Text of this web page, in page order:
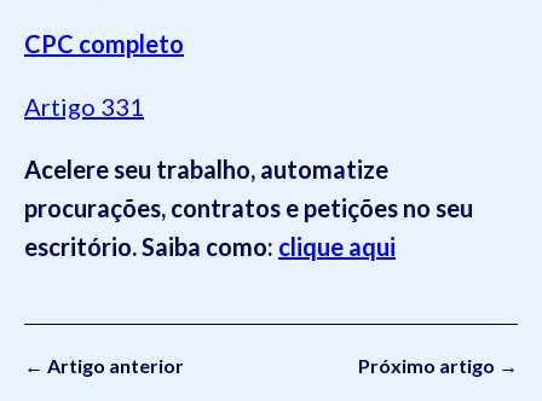
CPC completo
Artigo 331
Acelere seu trabalho, automatize
procurações, contratos e petições no seu
escritório. Saiba como: clique aqui
← Artigo anterior Próximo artigo →